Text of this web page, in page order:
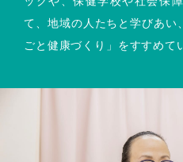
て、地域の人たちと学びあい
ごと健康づくり」をすすめて